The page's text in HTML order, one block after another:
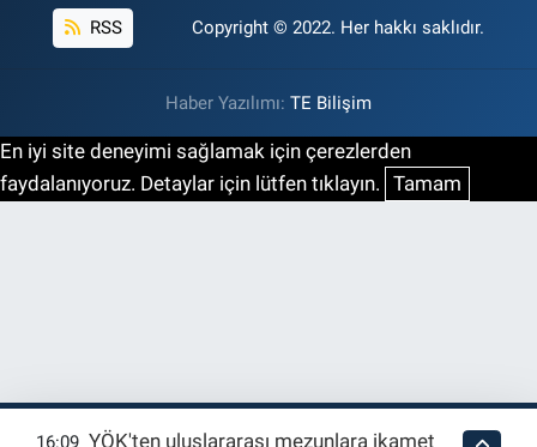
RSS Copyright © 2022. Her hakkı saklıdır.
Haber Yazılımı: TE Bilişim
En iyi site deneyimi sağlamak için çerezlerden
faydalanıyoruz. Detaylar için lütfen tıklayın. Tamam
16:09 YÖK'ten uluslararası mezunlara ikamet